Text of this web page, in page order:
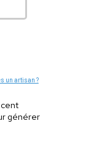
un artisan ?
générer